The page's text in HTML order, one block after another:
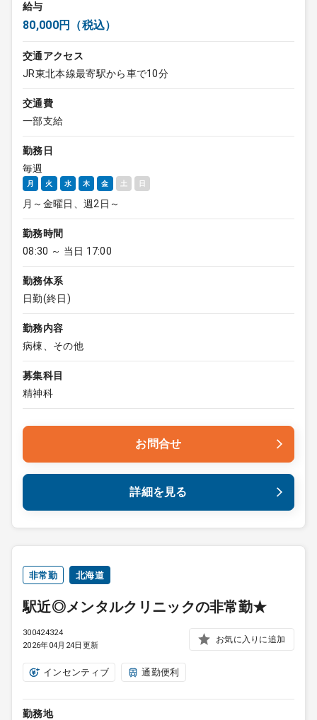
給与
80,000円（税込）
交通アクセス
JR東北本線最寄駅から車で10分
交通費
一部支給
勤務日
毎週
月 火 水 木 金 土 日
月～金曜日、週2日～
勤務時間
08:30 ～ 当日 17:00
勤務体系
日勤(終日)
勤務内容
病棟、その他
募集科目
精神科
お問合せ
詳細を見る
非常勤 北海道
駅近◎メンタルクリニックの非常勤★
300424324
2026年04月24日更新
お気に入りに追加
インセンティブ 通勤便利
勤務地